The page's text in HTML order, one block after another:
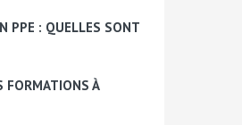
PPE : QUELLES SONT
FORMATIONS À